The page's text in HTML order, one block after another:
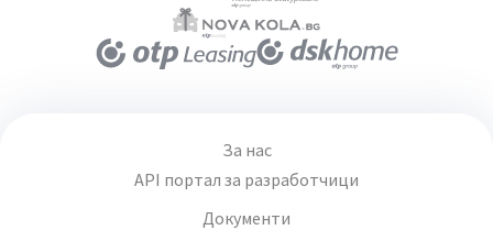
За нас
API портал за разработчици
Документи